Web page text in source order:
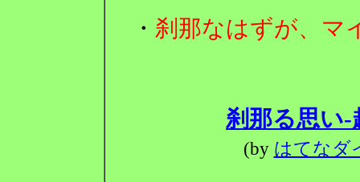
・ 刹那なはずが、マ
刹那る思い-
(by はてなダ